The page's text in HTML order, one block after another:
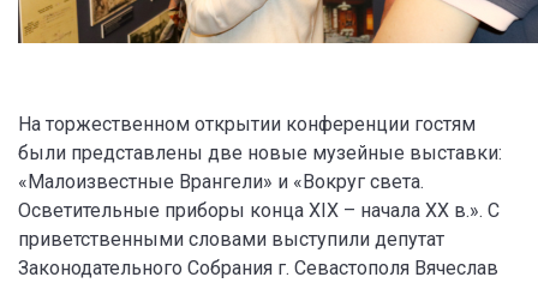
На торжественном открытии конференции гостям
были представлены две новые музейные выставки:
«Малоизвестные Врангели» и «Вокруг света.
Осветительные приборы конца XIX – начала ХХ в.». С
приветственными словами выступили депутат
Законодательного Собрания г. Севастополя Вячеслав